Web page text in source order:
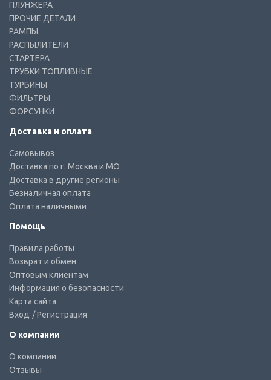
ПЛУНЖЕРА
ПРОЧИЕ ДЕТАЛИ
РАМПЫ
РАСПЫЛИТЕЛИ
СТАРТЕРА
ТРУБКИ ТОПЛИВНЫЕ
ТУРБИНЫ
ФИЛЬТРЫ
ФОРСУНКИ
Доставка и оплата
Самовывоз
Доставка по г. Москва и МО
Доставка в другие регионы
Безналичная оплата
Оплата наличными
Помощь
Правила работы
Возврат и обмен
Оптовым клиентам
Информация о безопасности
Карта сайта
Вход / Регистрация
О компании
О компании
Отзывы